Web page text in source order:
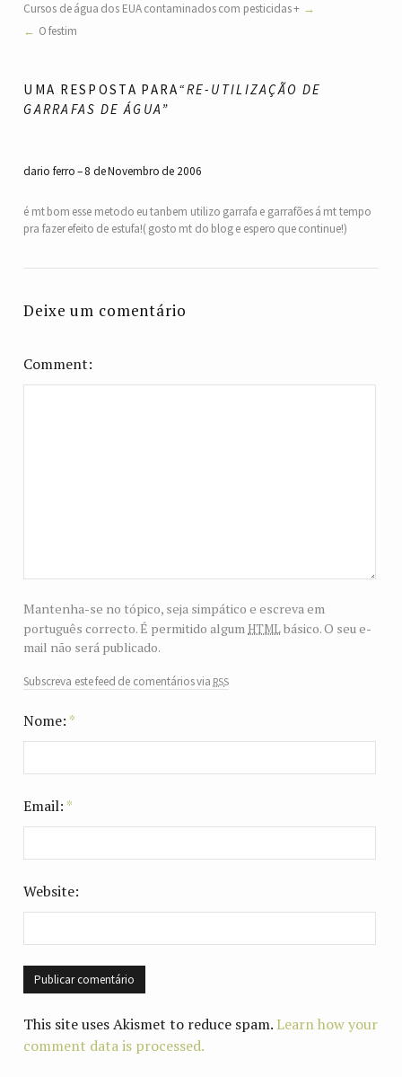
Cursos de água dos EUA contaminados com pesticidas +
O festim
UMA RESPOSTA PARA“RE-UTILIZAÇÃO DE
GARRAFAS DE ÁGUA”
dario ferro 8 de Novembro de 2006
é mt bom esse metodo eu tanbem utilizo garrafa e garrafões á mt tempo
pra fazer efeito de estufa!( gosto mt do blog e espero que continue!)
Deixe um comentário
Comment
Mantenha-se no tópico, seja simpático e escreva em
português correcto. É permitido algum htmlbásico. O seu e-
mail não será publicado.
Subscreva este feed de comentários via rss
Nome: *
Email: *
Website:
This site uses Akismet to reduce spam. Learn how your
comment data is processed.